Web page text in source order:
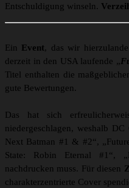
Entschuldigung winseln.
Ein Event, das wir
derzeit in den USA laufende „
Titel enthalten die
gute Bewertungen.
Das hat sich
niedergeschlagen, weshalb
Next Batman #1 & #2“,
State: Robin Eternal #1“,
nachdrucken muss. Für diesen
charakterzentrierte Cover